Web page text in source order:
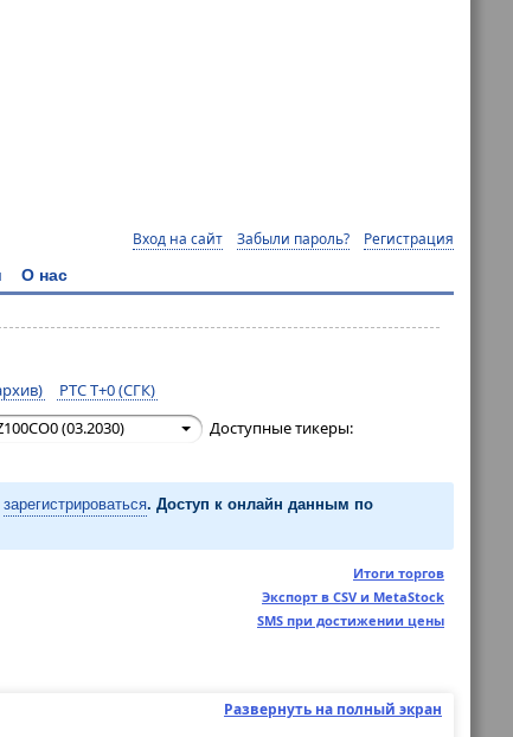
Вход на сайт Забыли пароль? Регистрация
О нас
РТС T+0 (СГК)
(03.2030)
Доступные тикеры:
зарегистрироваться. Доступ к онлайн данным по
Итоги торгов
Экспорт в CSV и MetaStock
SMS при достижении цены
Развернуть на полный экран